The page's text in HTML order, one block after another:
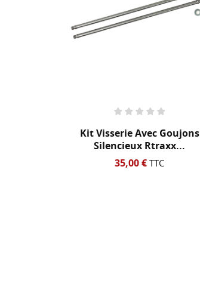
Kit Visserie Avec Goujons
Silencieux Rtraxx...
35,00 € TTC